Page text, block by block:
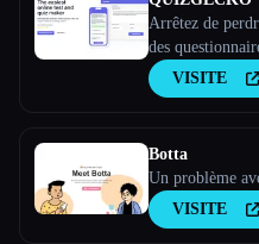
Arrêtez de
des
VISITE
Botta
Un problème
VISITE